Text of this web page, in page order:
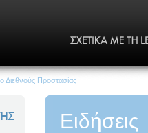
Διεθνούς Προστασίας
Ειδήσεις